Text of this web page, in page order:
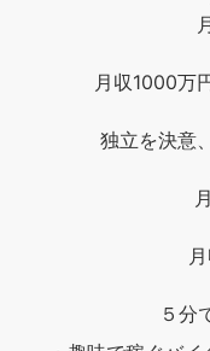
月収1000万
独立を決意
５分